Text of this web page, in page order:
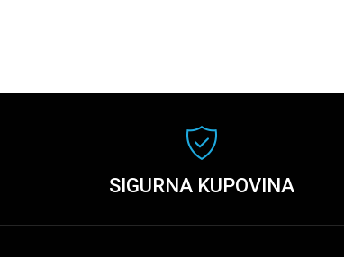
SIGURNA KUPOVINA